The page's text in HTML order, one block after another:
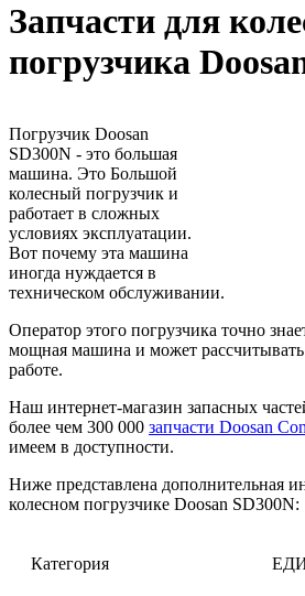
Запчасти для
погрузчика
Погрузчик Doosan
SD300N - это большая
машина. Это Большой
колесный погрузчик и
работает в сложных
условиях эксплуатации.
Вот почему эта машина
иногда нуждается в
техническом обслуживании.
Оператор этого погрузчика точно
мощная машина и может
работе.
Наш интернет-магазин запасных
более чем 300 000 запчасти Doosan
имеем в доступности.
Ниже представлена дополнительная
колесном погрузчике Doosan SD300N:
Категория